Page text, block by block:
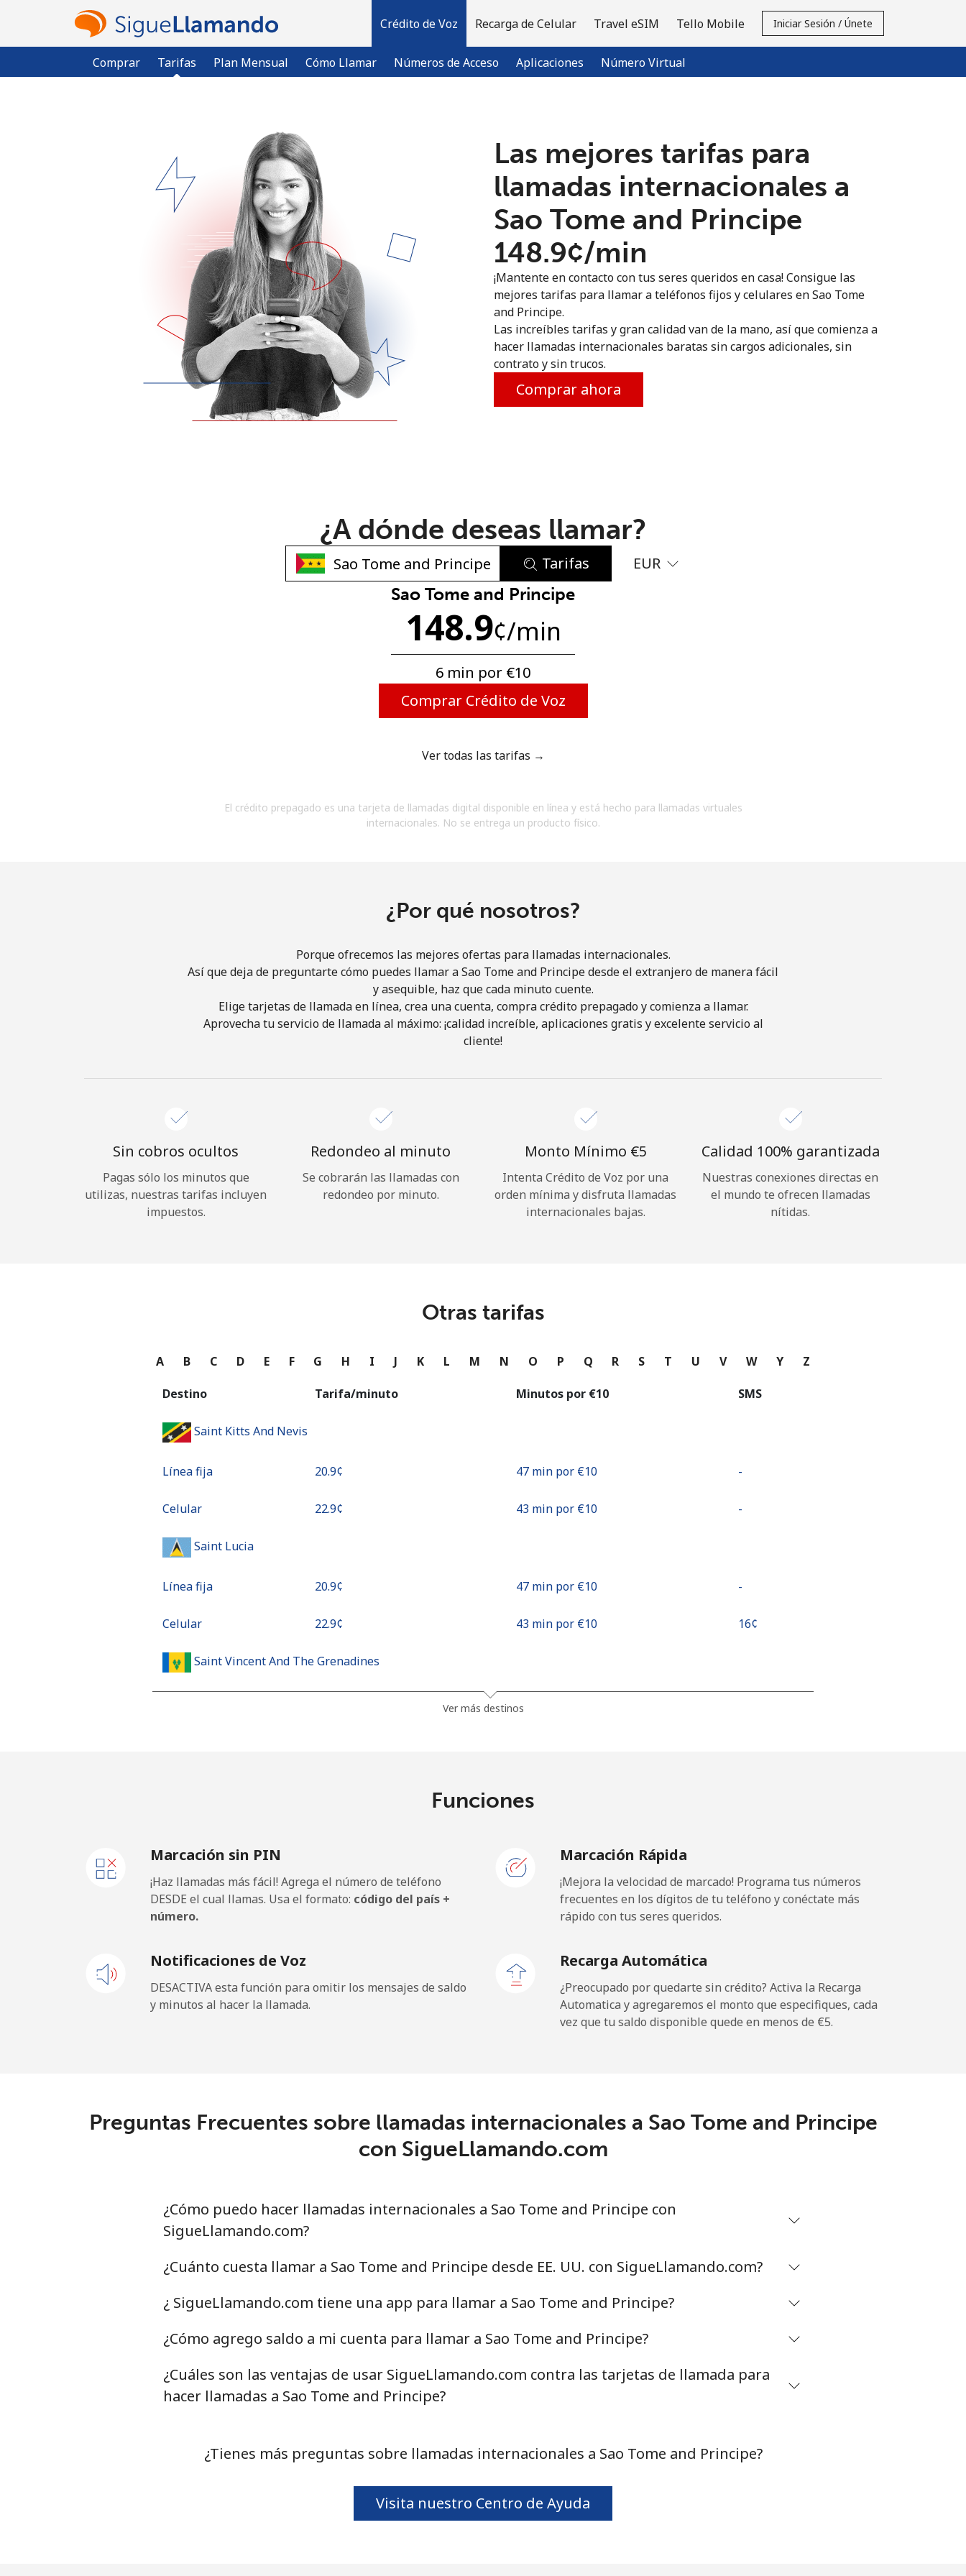
Crédito de Voz
Comprar Tarifas Plan Mensual Cómo Llamar Números de Acceso Aplicaciones Número Virtual
Recarga de Celular Travel eSIM Tello Mobile Iniciar Sesión / Únete
¡Bienvenido!
¿Ya tienes una cuenta? Inicia sesión →
Regístrate con
No se ha creado una contraseña
Mínimo 8 caracteres
Una letra mayúscula y una minúscula
Un caracter especial
ofertas.
Únete
¡Hola!
¿Olvidaste tu contraseña? →
Continuar con
Las mejores tarifas para
llamadas internacionales a
Sao Tome and Principe
⁦148.9¢⁩/min
¡Mantente en contacto con tus seres queridos en casa! Consigue las
mejores tarifas para llamar a teléfonos fijos y celulares en Sao Tome
and Principe.
Las increíbles tarifas y gran calidad van de la mano, así que comienza a
hacer llamadas internacionales baratas sin cargos adicionales, sin
contrato y sin trucos.
Comprar ahora
¿A dónde deseas llamar?
Tarifas EUR
Sao Tome and Principe
148.9¢/min
6 min por ⁦€10⁩
Comprar Crédito de Voz
Ver todas las tarifas →
El crédito prepagado es una tarjeta de llamadas digital disponible en línea y está hecho para llamadas virtuales
internacionales. No se entrega un producto físico.
¿Por qué nosotros?
Porque ofrecemos las mejores ofertas para llamadas internacionales.
Así que deja de preguntarte cómo puedes llamar a Sao Tome and Principe desde el extranjero de manera fácil
y asequible, haz que cada minuto cuente.
Elige tarjetas de llamada en línea, crea una cuenta, compra crédito prepagado y comienza a llamar.
Aprovecha tu servicio de llamada al máximo: ¡calidad increíble, aplicaciones gratis y excelente servicio al
cliente!
Sin cobros ocultos
Pagas sólo los minutos que
utilizas, nuestras tarifas incluyen
impuestos.
Redondeo al minuto
Se cobrarán las llamadas con
redondeo por minuto.
Monto Mínimo ⁦€5⁩
Intenta Crédito de Voz por una
orden mínima y disfruta llamadas
internacionales bajas.
Calidad 100% garantizada
Nuestras conexiones directas en
el mundo te ofrecen llamadas
nítidas.
Otras tarifas
A B C D E F G H I J K L M N O P Q R S T U V W Y Z
Destino Tarifa/minuto Minutos por ⁦€10⁩ SMS
Saint Kitts And Nevis
Línea fija ⁦20.9¢⁩ 47 min por ⁦€10⁩ -
Celular ⁦22.9¢⁩ 43 min por ⁦€10⁩ -
Saint Lucia
Línea fija ⁦20.9¢⁩ 47 min por ⁦€10⁩ -
Celular ⁦22.9¢⁩ 43 min por ⁦€10⁩ ⁦16¢⁩
Saint Vincent And The Grenadines
Celular 10 min por ⁦€10⁩
San Marino
Celular 68 min por ⁦€10⁩
Sao Tome And Principe
Línea fija ⁦9.5¢⁩ 105 min por ⁦€10⁩ -
68 min por ⁦€10⁩
Línea fija
Celular ⁦25.9¢⁩ 38 min por ⁦€10⁩ ⁦24¢⁩
Celular ⁦37.9¢⁩
16 min por ⁦€10⁩
Ver más destinos
Funciones
Marcación sin PIN
¡Haz llamadas más fácil! Agrega el número de teléfono
DESDE el cual llamas. Usa el formato: código del país +
número.
Marcación Rápida
¡Mejora la velocidad de marcado! Programa tus números
frecuentes en los dígitos de tu teléfono y conéctate más
rápido con tus seres queridos.
Notificaciones de Voz
DESACTIVA esta función para omitir los mensajes de saldo
y minutos al hacer la llamada.
Recarga Automática
¿Preocupado por quedarte sin crédito? Activa la Recarga
Automatica y agregaremos el monto que especifiques, cada
vez que tu saldo disponible quede en menos de ⁦€5⁩.
Preguntas Frecuentes sobre llamadas internacionales a Sao Tome and Principe
con SigueLlamando.com
¿Cómo puedo hacer llamadas internacionales a Sao Tome and Principe con
SigueLlamando.com?
¿Cuánto cuesta llamar a Sao Tome and Principe desde EE. UU. con SigueLlamando.com?
¿ SigueLlamando.com tiene una app para llamar a Sao Tome and Principe?
¿Cómo agrego saldo a mi cuenta para llamar a Sao Tome and Principe?
¿Cuáles son las ventajas de usar SigueLlamando.com contra las tarjetas de llamada para
hacer llamadas a Sao Tome and Principe?
¿Tienes más preguntas sobre llamadas internacionales a Sao Tome and Principe?
Visita nuestro Centro de Ayuda